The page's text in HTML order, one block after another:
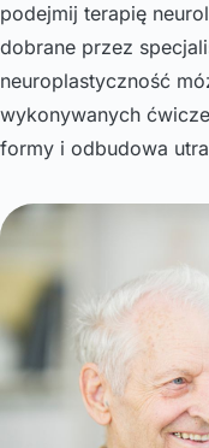
podejmij terapię
dobrane przez
neuroplastyczność
wykonywanych
formy i odbudowa